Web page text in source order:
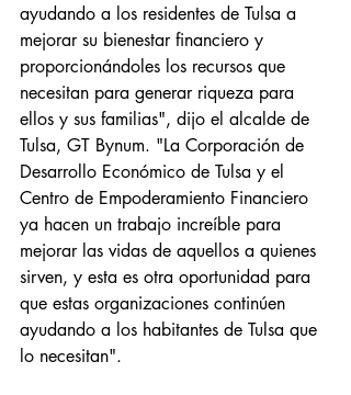
ayudando a los residentes de Tulsa a
mejorar su bienestar financiero y
proporcionándoles los recursos que
necesitan para generar riqueza para
ellos y sus familias", dijo el alcalde de
Tulsa, GT Bynum. "La Corporación de
Desarrollo Económico de Tulsa y el
Centro de Empoderamiento Financiero
ya hacen un trabajo increíble para
mejorar las vidas de aquellos a quienes
sirven, y esta es otra oportunidad para
que estas organizaciones continúen
ayudando a los habitantes de Tulsa que
lo necesitan".